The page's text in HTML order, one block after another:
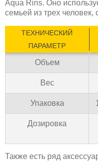
Aqua Rins. Оно
семьей из трех человек,
ТЕХНИЧЕСКИЙ
ПАРАМЕТР
Объем
Вес
Упаковка
Дозировка
Также есть ряд